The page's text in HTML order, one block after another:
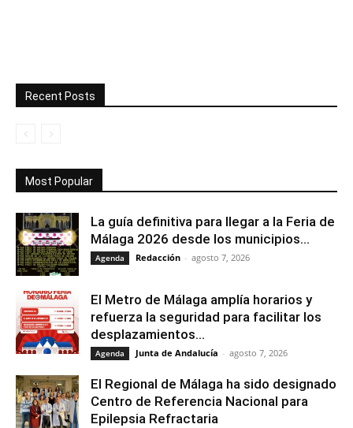
Recent Posts
Most Popular
La guía definitiva para llegar a la Feria de
Málaga 2026 desde los municipios...
Agenda Redacción - agosto 7, 2026
El Metro de Málaga amplía horarios y
refuerza la seguridad para facilitar los
desplazamientos...
Agenda Junta de Andalucía - agosto 7, 2026
El Regional de Málaga ha sido designado
Centro de Referencia Nacional para
Epilepsia Refractaria